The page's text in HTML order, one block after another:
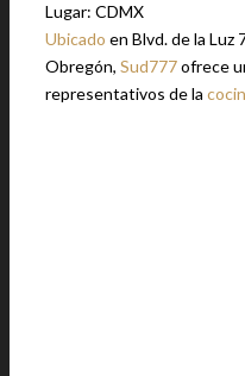
Lugar: CDMX
Ubicado en Blvd. de la Luz
Obregón, Sud777ofrece
representativos de la